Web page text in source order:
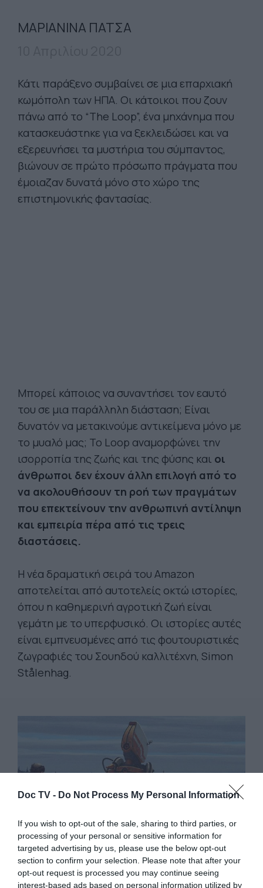
Doc TV - Do Not Process My Personal Information
If you wish to opt-out of the sale, sharing to third parties, or
processing of your personal or sensitive information for
targeted advertising by us, please use the below opt-out
section to confirm your selection. Please note that after your
opt-out request is processed you may continue seeing
interest-based ads based on personal information utilized by
ΜΑΡΙΑΝΙΝΑ ΠΑΤΣΑ
Κάτι παράξενο συμβαίνει σε μια επαρχιακή
κωμόπολη των ΗΠΑ. Οι κάτοικοι που ζουν
πάνω από το “The Loop”, ένα μηχάνημα που
κατασκευάστηκε για να ξεκλειδώσει και να
εξερευνήσει τα μυστήρια του σύμπαντος,
βιώνουν σε πρώτο πρόσωπο πράγματα που
έμοιαζαν δυνατά μόνο στο χώρο της
επιστημονικής φαντασίας.
Μπορεί κάποιος να συναντήσει τον εαυτό
του σε μια παράλληλη διάσταση; Είναι
δυνατόν να μετακινούμε αντικείμενα μόνο με
το μυαλό μας; Το Loop αναμορφώνει την
ισορροπία της ζωής και της φύσης και οι
άνθρωποι δεν έχουν άλλη επιλογή από το
να ακολουθήσουν τη ροή των πραγμάτων
που επεκτείνουν την ανθρωπινή αντίληψη
και εμπειρία πέρα από τις τρεις
διαστάσεις.
Η νέα δραματική σειρά του Amazon
αποτελείται από αυτοτελείς οκτώ ιστορίες,
όπου η καθημερινή αγροτική ζωή είναι
γεμάτη με το υπερφυσικό. Οι ιστορίες αυτές
είναι εμπνευσμένες από τις φουτουριστικές
ζωγραφιές του Σουηδού καλλιτέχνη, Simon
Stålenhag.